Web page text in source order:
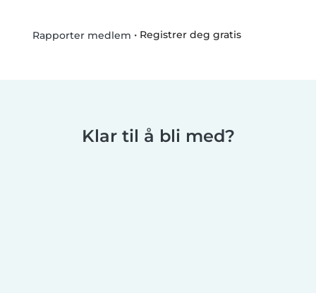
Rapporter medlem • Registrer deg gratis
Klar til å bli med?